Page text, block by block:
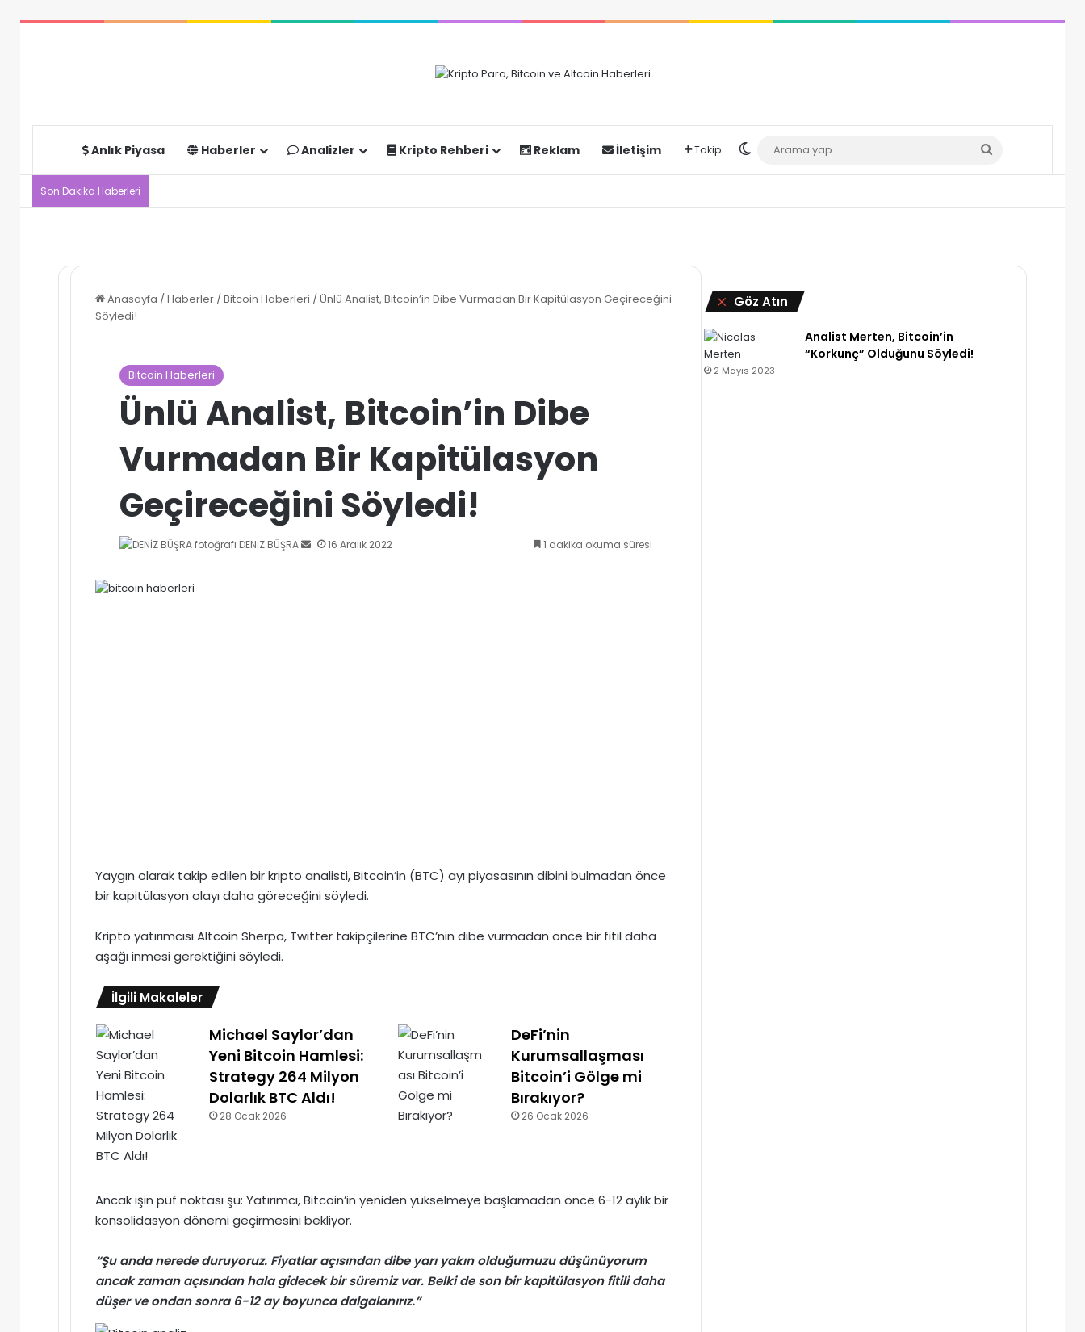
Anlık Piyasa Haberler Analizler Kripto Rehberi Reklam İletişim Takip Dış görünümü değiştir
Arama
yap
...
Son Dakika Haberleri
Anasayfa /Haberler /Bitcoin Haberleri /Ünlü Analist, Bitcoin’in Dibe Vurmadan Bir Kapitülasyon Geçireceğini
Söyledi!
Bitcoin Haberleri
Ünlü Analist, Bitcoin’in Dibe
Vurmadan Bir Kapitülasyon
Geçireceğini Söyledi!
DENİZ BÜŞRA
Bir 16 Aralık 2022 1 dakika okuma süresi
Yaygın olarak takip edilen bir kripto analisti,Bitcoin’in (BTC) ayı piyasasının dibini bulmadan önce
bir kapitülasyon olayı daha göreceğini söyledi.
Kripto yatırımcısı Altcoin Sherpa, Twitter takipçilerine BTC’nin dibe vurmadan önce bir fitil daha
aşağı inmesi gerektiğini söyledi.
İlgili Makaleler
Michael Saylor’dan
Yeni Bitcoin Hamlesi:
Strategy 264 Milyon
Dolarlık BTC Aldı!
28 Ocak 2026
DeFi’nin
Kurumsallaşması
Bitcoin’i Gölge mi
Bırakıyor?
26 Ocak 2026
Ancak işin püf noktası şu: Yatırımcı,Bitcoin’in yeniden yükselmeye başlamadan önce 6-12 aylık bir
konsolidasyon dönemi geçirmesini bekliyor.
“Şu anda nerede duruyoruz. Fiyatlar açısından dibe yarı yakın olduğumuzu düşünüyorum
ancak zaman açısından hala gidecek bir süremiz var. Belki de son bir kapitülasyon fitili daha
düşer ve ondan sonra 6-12 ay boyunca dalgalanırız.”
Göz Atın
Kapalı
Analist Merten, Bitcoin’in
“Korkunç” Olduğunu Söyledi!
2 Mayıs 2023